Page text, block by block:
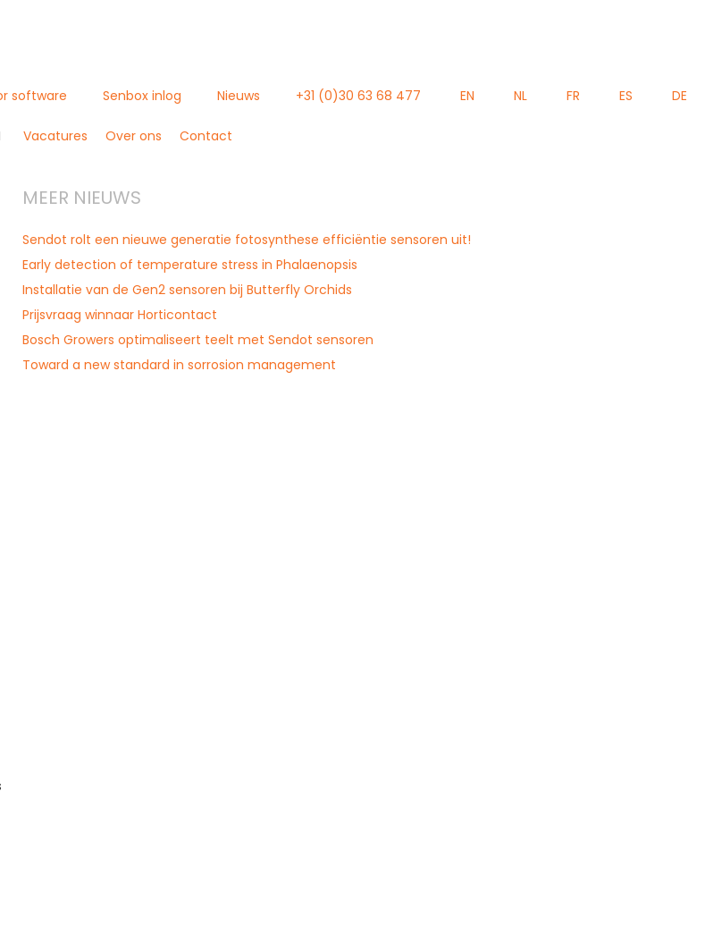
software Senbox inlog Nieuws +31 (0)30 63 68 477 EN NL FR ES DE
Vacatures Over ons Contact
MEER NIEUWS
Sendot rolt een nieuwe generatie fotosynthese efficiëntie sensoren uit!
Early detection of temperature stress in Phalaenopsis
Installatie van de Gen2 sensoren bij Butterfly Orchids
Prijsvraag winnaar Horticontact
Bosch Growers optimaliseert teelt met Sendot sensoren
Toward a new standard in sorrosion management